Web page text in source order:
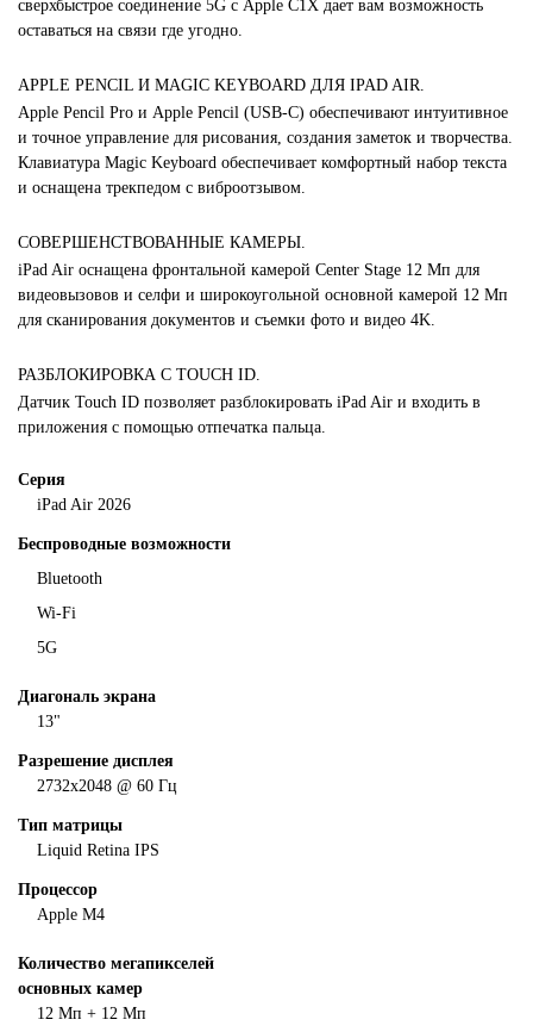
сверхбыстрое соединение 5G с Apple C1X дает вам возможность
оставаться на связи где угодно.
APPLE PENCIL И MAGIC KEYBOARD ДЛЯ IPAD AIR.
Apple Pencil Pro и Apple Pencil (USB-C) обеспечивают интуитивное
и точное управление для рисования, создания заметок и творчества.
Клавиатура Magic Keyboard обеспечивает комфортный набор текста
и оснащена трекпедом с виброотзывом.
СОВЕРШЕНСТВОВАННЫЕ КАМЕРЫ.
iPad Air оснащена фронтальной камерой Center Stage 12 Мп для
видеовызовов и селфи и широкоугольной основной камерой 12 Мп
для сканирования документов и съемки фото и видео 4K.
РАЗБЛОКИРОВКА С TOUCH ID.
Датчик Touch ID позволяет разблокировать iPad Air и входить в
приложения с помощью отпечатка пальца.
Серия
iPad Air 2026
Беспроводные возможности
Bluetooth
Wi-Fi
5G
Диагональ экрана
13"
Разрешение дисплея
2732x2048 @ 60 Гц
Тип матрицы
Liquid Retina IPS
Процеcсор
Apple M4
Количество мегапикселей
основных камер
12 Мп + 12 Мп